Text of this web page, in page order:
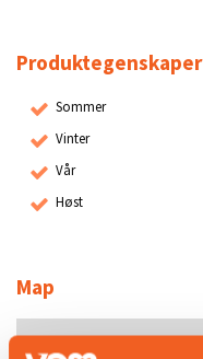
Produktegenskaper
Sommer
Vinter
Vår
Høst
Map